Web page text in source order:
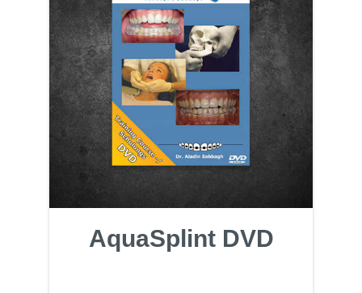
AquaSplint DVD